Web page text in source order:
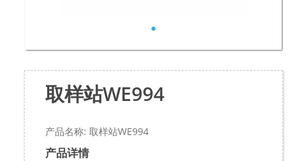
取样站WE994
产品名称: 取样站WE994
产品详情